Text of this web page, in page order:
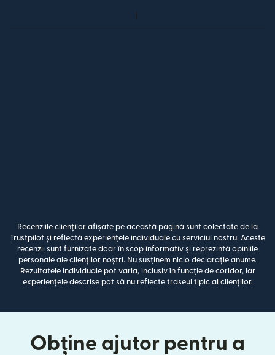
Recenziile clienților afișate pe această pagină sunt colectate de la
Trustpilot și reflectă experiențele individuale cu serviciul nostru. Aceste
recenzii sunt furnizate doar în scop informativ și reprezintă opiniile
personale ale clienților noștri. Nu susținem nicio declarație anume.
Rezultatele individuale pot varia, inclusiv în funcție de coridor, iar
experiențele descrise pot să nu reflecte traseul tipic al clienților.
Obține ajutor pentru a